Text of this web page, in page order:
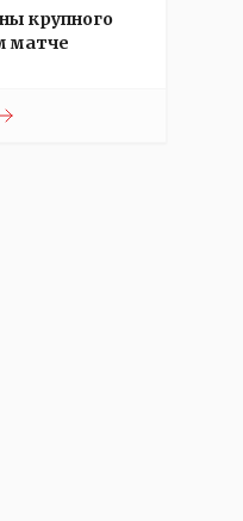
крупного
матче